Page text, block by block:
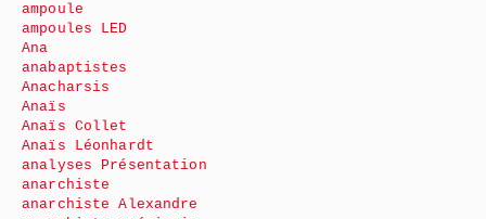
ampoule
ampoules LED
Ana
anabaptistes
Anacharsis
Anaïs
Anaïs Collet
Anaïs Léonhardt
analyses Présentation
anarchiste
anarchiste Alexandre